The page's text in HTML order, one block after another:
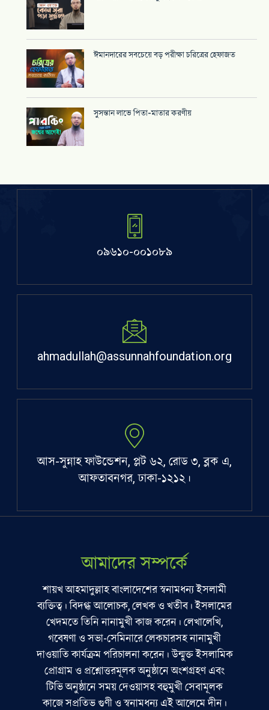
ঈমানদারের সবচেয়ে বড় পরীক্ষা চরিত্রের হেফাজত
সুসন্তান লাভে পিতা-মাতার করণীয়
০৯৬১০-০০১০৮৯
ahmadullah@assunnahfoundation.org
আস-সুন্নাহ ফাউন্ডেশন, প্লট ৬২, রোড ৩, ব্লক এ,
আফতাবনগর, ঢাকা-১২১২।
আমাদের সম্পর্কে
শায়খ আহমাদুল্লাহ বাংলাদেশের স্বনামধন্য ইসলামী
ব্যক্তিত্ব। বিদগ্ধ আলোচক, লেখক ও খতীব। ইসলামের
খেদমতে তিনি নানামুখী কাজ করেন। লেখালেখি,
গবেষণা ও সভা-সেমিনারে লেকচারসহ নানামুখী
দাওয়াতি কার্যক্রম পরিচালনা করেন। উন্মুক্ত ইসলামিক
প্রোগ্রাম ও প্রশ্নোত্তরমূলক অনুষ্ঠানে অংশগ্রহণ এবং
টিভি অনুষ্ঠানে সময় দেওয়াসহ বহুমুখী সেবামূলক
কাজে সপ্রতিভ গুণী ও স্বনামধন্য এই আলেমে দীন।